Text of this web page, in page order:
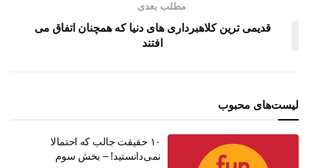
مطلب بعدی
قدیمی ترین کلاهبرداری های دنیا که همچنان اتفاق می
افتند
لیست‌های محبوب
۱۰ حقیقت جالب که احتمالا
نمی‌دانستید! – بخش سوم